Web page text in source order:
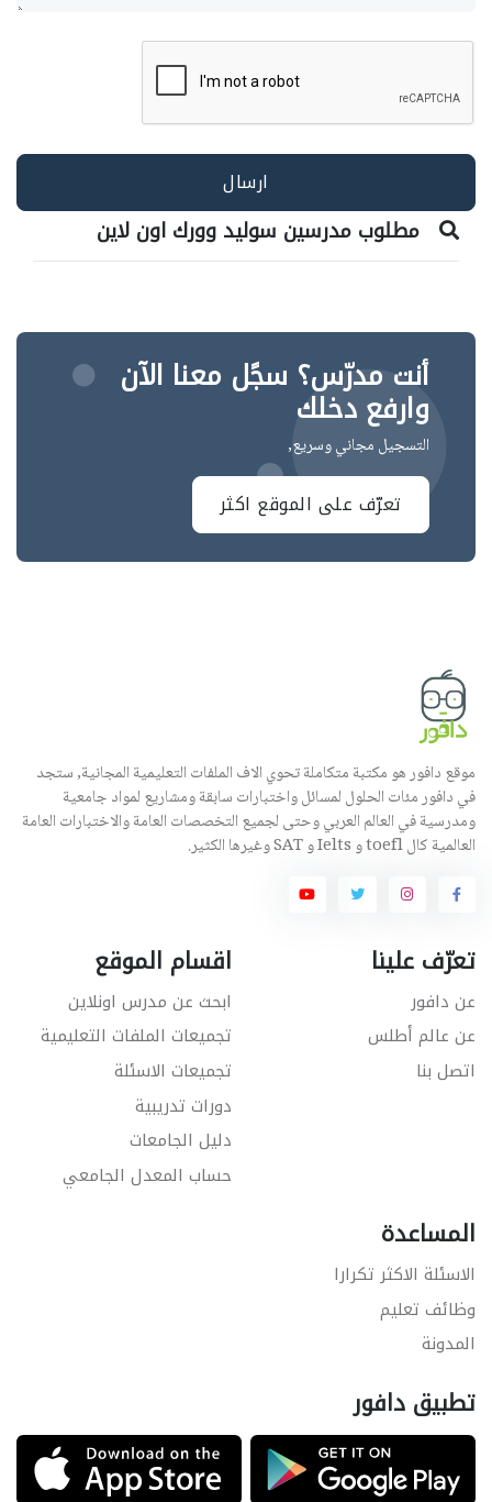
مطلوب مدرسين سوليد وورك اون لاين
أنت مدرّس؟ سجًل معنا الآن
وارفع دخلك
التسجيل مجاني وسريع,
تعرّف على الموقع اكثر
موقع دافور هو مكتبة متكاملة تحوي الاف الملفات التعليمية المجانية, ستجد
في دافور مئات الحلول لمسائل واختبارات سابقة ومشاريع لمواد جامعية
ومدرسية في العالم العربي وحتى لجميع التخصصات العامة والاختبارات العامة
العالمية كال toefl و Ielts و SAT وغيرها الكثير.
تعرّف علينا
عن دافور
عن عالم أطلس
اتصل بنا
اقسام الموقع
ابحث عن مدرس اونلاين
تجميعات الملفات التعليمية
تجميعات الاسئلة
دورات تدريبية
دليل الجامعات
حساب المعدل الجامعي
المساعدة
الاسئلة الاكثر تكرارا
وظائف تعليم
المدونة
تطبيق دافور